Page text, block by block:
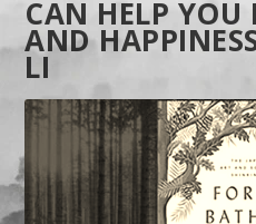
CAN HELP YOU
AND
LI